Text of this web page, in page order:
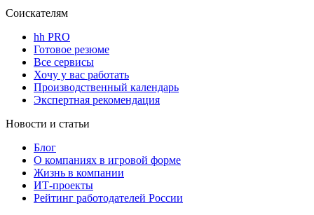
Соискателям
hh PRO
Готовое резюме
Все сервисы
Хочу у вас работать
Производственный календарь
Экспертная рекомендация
Новости и статьи
Блог
О компаниях в игровой форме
Жизнь в компании
ИТ-проекты
Рейтинг работодателей России